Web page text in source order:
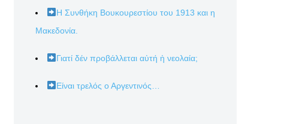
Η Συνθήκη Βουκουρεστίου του 1913 και η
Μακεδονία.
Γιατί δέν προβάλλεται αὐτή ἡ νεολαία;
Είναι τρελός ο Αργεντινός…